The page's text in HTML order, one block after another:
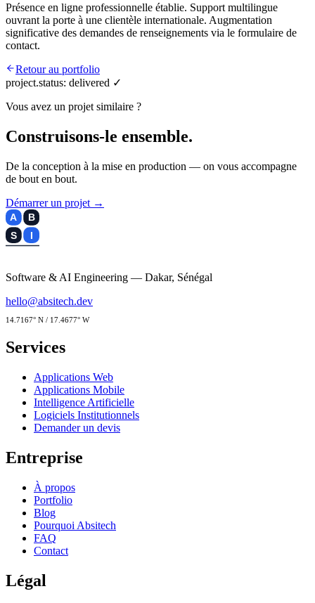
Présence en ligne professionnelle établie. Support multilingue
ouvrant la porte à une clientèle internationale. Augmentation
significative des demandes de renseignements via le formulaire de
contact.
Retour au portfolio
project.status: delivered ✓
Vous avez un projet similaire ?
Construisons-le ensemble.
De la conception à la mise en production — on vous accompagne
de bout en bout.
Démarrer un projet →
A
B
S
I
Software & AI Engineering — Dakar, Sénégal
hello@absitech.dev
14.7167° N / 17.4677° W
Services
Applications Web
Applications Mobile
Intelligence Artificielle
Logiciels Institutionnels
Demander un devis
Entreprise
À propos
Portfolio
Blog
Pourquoi Absitech
FAQ
Contact
Légal